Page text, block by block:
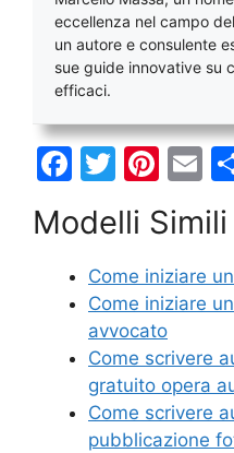
eccellenza nel campo
un autore e consulente
sue guide innovative su
efficaci.
F
c
e
b
o
o
k
T
w
itt
er
Pi
nt
er
e
st
E
m
ai
l
Modelli Simili
Come iniziare
Come iniziare
avvocato
Come scrivere
gratuito opera
Come scrivere
pubblicazione